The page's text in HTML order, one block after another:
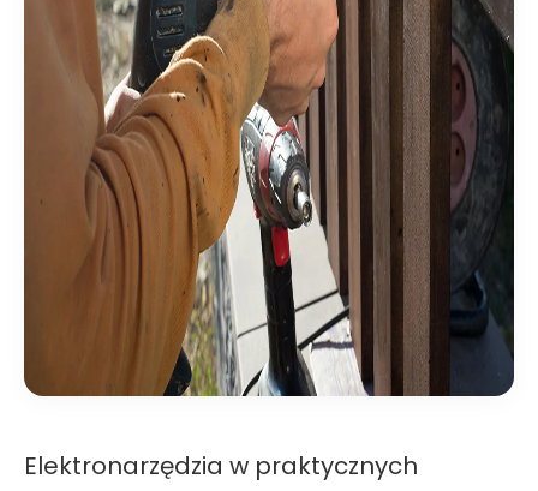
Elektronarzędzia w praktycznych